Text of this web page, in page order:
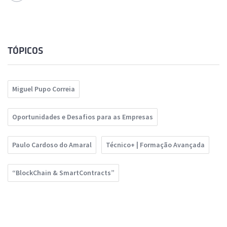
TÓPICOS
Miguel Pupo Correia
Oportunidades e Desafios para as Empresas
Paulo Cardoso do Amaral Técnico+ | Formação Avançada
“BlockChain & SmartContracts”